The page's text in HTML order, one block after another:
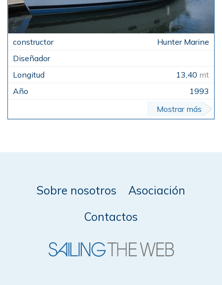
Hunter Marine
13,40 mt
1993
Mostrar más
Sobre nosotros
Asociación
Contactos